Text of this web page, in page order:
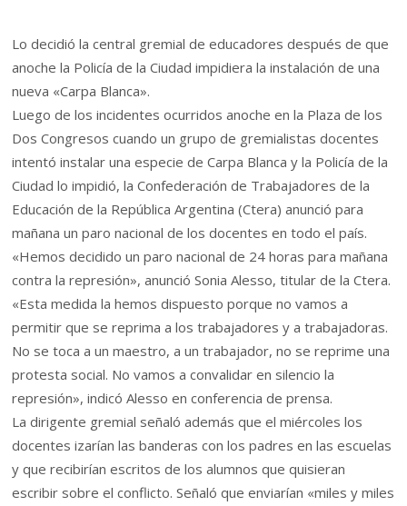
Lo decidió la central gremial de educadores después de que
anoche la Policía de la Ciudad impidiera la instalación de una
nueva «Carpa Blanca».
Luego de los incidentes ocurridos anoche en la Plaza de los
Dos Congresos cuando un grupo de gremialistas docentes
intentó instalar una especie de Carpa Blanca y la Policía de la
Ciudad lo impidió, la Confederación de Trabajadores de la
Educación de la República Argentina (Ctera) anunció para
mañana un paro nacional de los docentes en todo el país.
«Hemos decidido un paro nacional de 24 horas para mañana
contra la represión», anunció Sonia Alesso, titular de la Ctera.
«Esta medida la hemos dispuesto porque no vamos a
permitir que se reprima a los trabajadores y a trabajadoras.
No se toca a un maestro, a un trabajador, no se reprime una
protesta social. No vamos a convalidar en silencio la
represión», indicó Alesso en conferencia de prensa.
La dirigente gremial señaló además que el miércoles los
docentes izarían las banderas con los padres en las escuelas
y que recibirían escritos de los alumnos que quisieran
escribir sobre el conflicto. Señaló que enviarían «miles y miles